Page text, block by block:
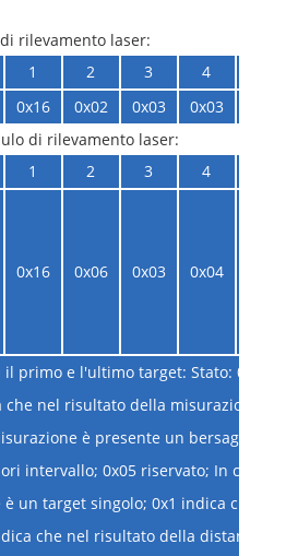
rilevamento laser:
1 2 3 4
0x16 0x02 0x03 0x03
di rilevamento laser:
1 2 3 4
0x16 0x06 0x03 0x04
il primo e l'ultimo target: Stato: 0x00
che nel risultato della misurazione
è presente un bersaglio
intervallo; 0x05 riservato; In caso
un target singolo; 0x1 indica che
che nel risultato della distanza